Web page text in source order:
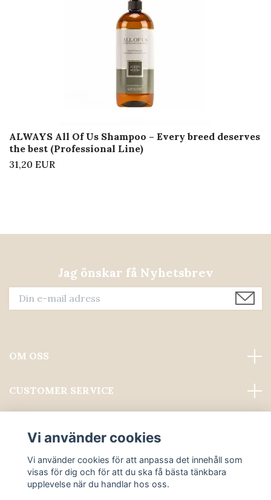
ALWAYS All Of Us Shampoo – Every breed deserves
the best (Professional Line)
31,20 EUR
Jag önskar få Nyhetsbrev
OM OSS
CUSTOMER SERVICE
Sociala medier
Vi använder cookies
Vi använder cookies för att anpassa det innehåll som
visas för dig och för att du ska få bästa tänkbara
upplevelse när du handlar hos oss.